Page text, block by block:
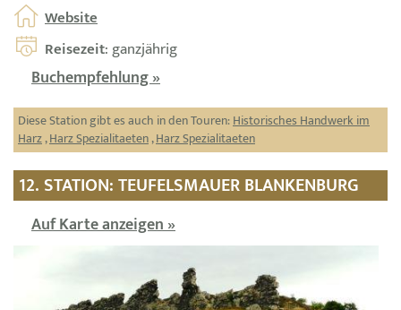
Website
Reisezeit: ganzjährig
Buchempfehlung »
Diese Station gibt es auch in den Touren:Historisches Handwerk im
Harz,Harz Spezialitaeten,Harz Spezialitaeten
12. STATION: TEUFELSMAUER BLANKENBURG
Auf Karte anzeigen »